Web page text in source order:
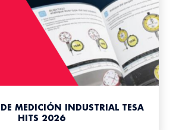
MEDICIÓN INDUSTRIAL TESA
HITS 2026